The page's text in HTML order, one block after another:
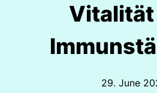
Vitalität
29. June